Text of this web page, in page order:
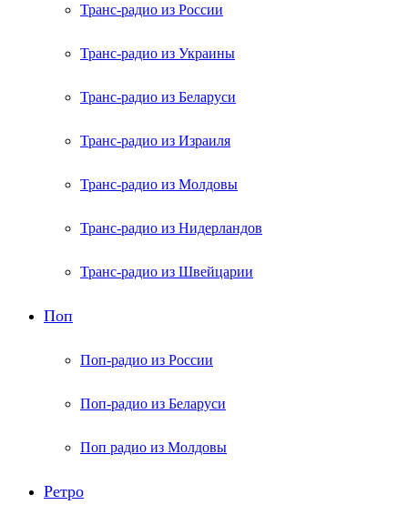
Транс-радио из России
Транс-радио из Украины
Транс-радио из Беларуси
Транс-радио из Израиля
Транс-радио из Молдовы
Транс-радио из Нидерландов
Транс-радио из Швейцарии
Поп
Поп-радио из России
Поп-радио из Беларуси
Поп радио из Молдовы
Ретро